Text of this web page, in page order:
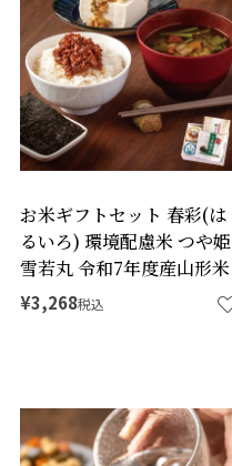
お米ギフトセット 春彩(は
るいろ) 環境配慮米 つや姫
雪若丸 令和7年度産山形米
¥3,268税込